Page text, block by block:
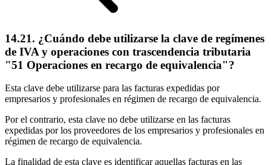
14.21. ¿Cuándo debe utilizarse la clave de regímenes
de IVA y operaciones con trascendencia tributaria
"51 Operaciones en recargo de equivalencia"?
Esta clave debe utilizarse para las facturas expedidas por
empresarios y profesionales en régimen de recargo de equivalencia.
Por el contrario, esta clave no debe utilizarse en las facturas
expedidas por los proveedores de los empresarios y profesionales en
régimen de recargo de equivalencia.
La finalidad de esta clave es identificar aquellas facturas en las